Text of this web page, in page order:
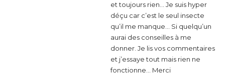
et toujours rien… Je suis hyper
déçu car c’est le seul insecte
qu’il me manque… Si quelqu’un
aurai des conseilles à me
donner. Je lis vos commentaires
et j’essaye tout mais rien ne
fonctionne… Merci